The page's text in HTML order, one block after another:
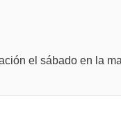
el sábado en la